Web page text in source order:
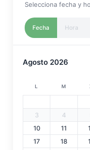
Selecciona fecha y
Fecha Hora
Agosto 2026
L M
3
4
10
11
17
18